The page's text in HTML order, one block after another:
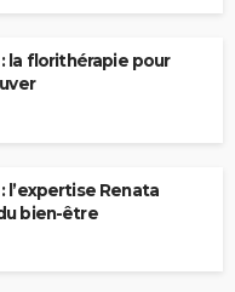
la florithérapie pour
l’expertise Renata
bien-être